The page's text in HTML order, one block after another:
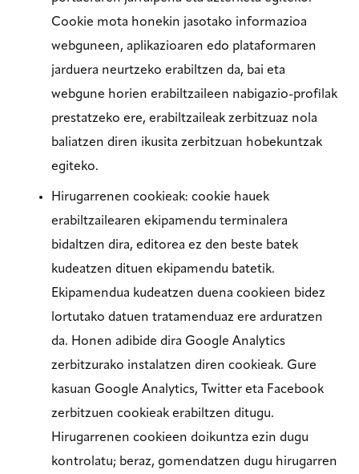
Cookie mota honekin jasotako informazioa
webguneen, aplikazioaren edo plataformaren
jarduera neurtzeko erabiltzen da, bai eta
webgune horien erabiltzaileen nabigazio-profilak
prestatzeko ere, erabiltzaileak zerbitzuaz nola
baliatzen diren ikusita zerbitzuan hobekuntzak
egiteko.
Hirugarrenen cookieak: cookie hauek
erabiltzailearen ekipamendu terminalera
bidaltzen dira, editorea ez den beste batek
kudeatzen dituen ekipamendu batetik.
Ekipamendua kudeatzen duena cookieen bidez
lortutako datuen tratamenduaz ere arduratzen
da. Honen adibide dira Google Analytics
zerbitzurako instalatzen diren cookieak. Gure
kasuan Google Analytics, Twitter eta Facebook
zerbitzuen cookieak erabiltzen ditugu.
Hirugarrenen cookieen doikuntza ezin dugu
kontrolatu; beraz, gomendatzen dugu hirugarren